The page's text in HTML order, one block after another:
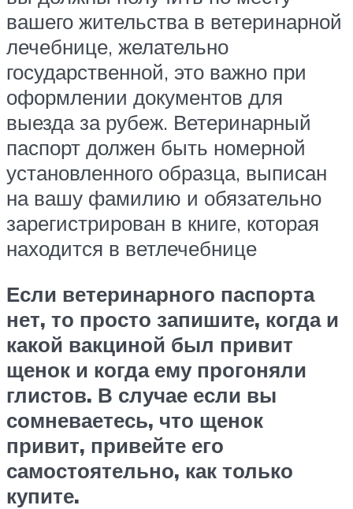
вашего жительства в ветеринарной
лечебнице, желательно
государственной, это важно при
оформлении документов для
выезда за рубеж. Ветеринарный
паспорт должен быть номерной
установленного образца, выписан
на вашу фамилию и обязательно
зарегистрирован в книге, которая
находится в ветлечебнице
Если ветеринарного паспорта
нет, то просто запишите, когда и
какой вакциной был привит
щенок и когда ему прогоняли
глистов. В случае если вы
сомневаетесь, что щенок
привит, привейте его
самостоятельно, как только
купите.